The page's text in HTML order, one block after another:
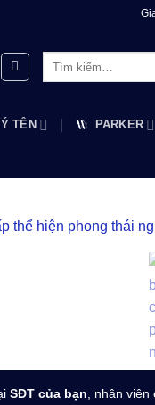
TÊN PARKER
SĐT của bạn, nhân viên